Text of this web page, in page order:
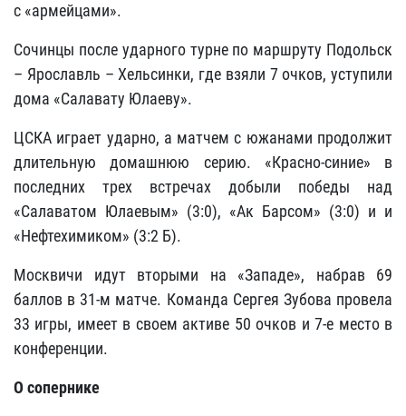
с «армейцами».
Сочинцы после ударного турне по маршруту Подольск
– Ярославль – Хельсинки, где взяли 7 очков, уступили
дома «Салавату Юлаеву».
ЦСКА играет ударно, а матчем с южанами продолжит
длительную домашнюю серию. «Красно-синие» в
последних трех встречах добыли победы над
«Салаватом Юлаевым» (3:0), «Ак Барсом» (3:0) и и
«Нефтехимиком» (3:2 Б).
Москвичи идут вторыми на «Западе», набрав 69
баллов в 31-м матче. Команда Сергея Зубова провела
33 игры, имеет в своем активе 50 очков и 7-е место в
конференции.
О сопернике